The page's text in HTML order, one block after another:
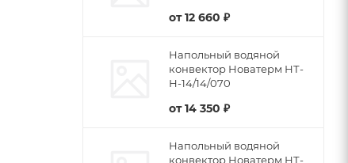
от12 660 ₽
Напольный водяной
конвектор Новатерм НТ-
Н-14/14/070
от14 350 ₽
Напольный водяной
конвектор Новатерм НТ-